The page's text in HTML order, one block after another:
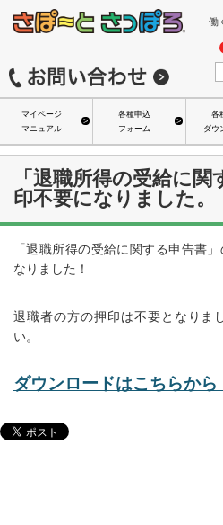
働
マイページ
マニュアル
各種申込
フォーム
各
ダウ
「退職所得の受給に
印不要になりました。
「退職所得の受給に関する申告書
なりました！
退職者の方の押印は不要となりま
い。
ダウンロードはこちらから